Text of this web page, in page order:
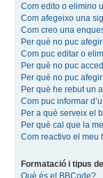
Com edito o elimino
Com afegeixo una
Com creo una
Per què no puc
Com puc editar o
Per què no puc
Per què no puc
Per què he rebut un
Com puc informar
Per a què serveix el
Per què cal que la
Com reactivo el meu
Formatació i tipus
Què és el BBCode?